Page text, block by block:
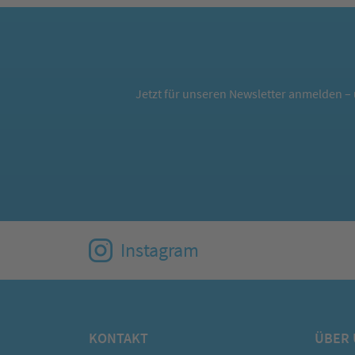
Jetzt für unseren Newsletter anmelden
Instagram
ÜBER
KONTAKT